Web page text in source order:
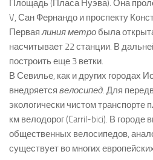
Площадь (Пласа Нуэва). Она
V, Сан Фернандо и проспекту
Первая линия метро была
насчитывает 22 станции. В
построить еще 3 ветки.
В Севилье, как и других городах
внедряется велосипед . Для
экологически чистом транспорте
км велодорог (Carril-bici). В городе
общественных велосипедов,
существует во многих европейских